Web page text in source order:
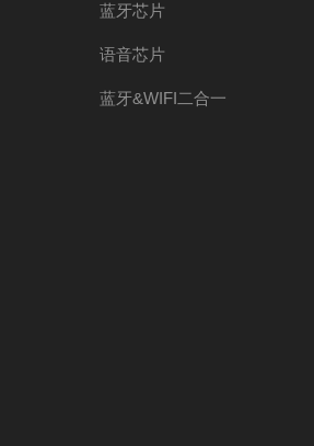
蓝牙芯片
语音芯片
蓝牙&WIFI二合一